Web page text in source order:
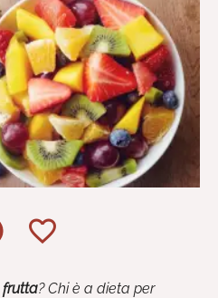
frutta? Chi è a dieta per